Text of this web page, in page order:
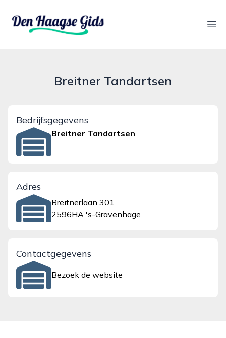
denhaagsegids.nl
Breitner Tandartsen
Bedrijfsgegevens
Breitner Tandartsen
Adres
Breitnerlaan 301
2596HA 's-Gravenhage
Contactgegevens
Bezoek de website